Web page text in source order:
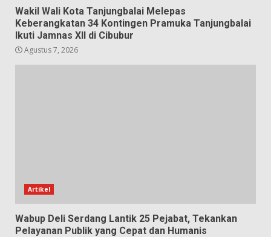
Wakil Wali Kota Tanjungbalai Melepas
Keberangkatan 34 Kontingen Pramuka Tanjungbalai
Ikuti Jamnas XII di Cibubur
Agustus 7, 2026
Artikel
Wabup Deli Serdang Lantik 25 Pejabat, Tekankan
Pelayanan Publik yang Cepat dan Humanis